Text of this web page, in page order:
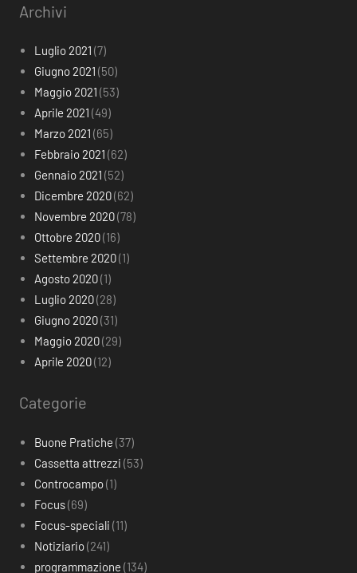
Archivi
Luglio 2021 (7)
Giugno 2021 (50)
Maggio 2021 (53)
Aprile 2021 (49)
Marzo 2021 (65)
Febbraio 2021 (62)
Gennaio 2021 (52)
Dicembre 2020(62)
Novembre 2020(78)
Ottobre 2020(16)
Settembre 2020(1)
Agosto 2020(1)
Luglio 2020(28)
Giugno 2020(31)
Maggio 2020(29)
Aprile 2020(12)
Categorie
Buone Pratiche (37)
Cassetta attrezzi (53)
Controcampo(1)
Focus(69)
Focus-speciali (11)
Notiziario(241)
programmazione (134)